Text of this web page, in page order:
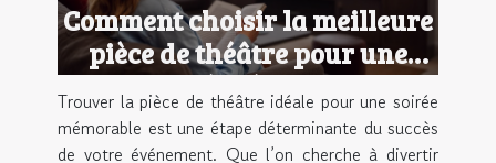
Comment choisir la meilleure
pièce de théâtre pour une
soirée réussie ?
Trouver la pièce de théâtre idéale pour une soirée
mémorable est une étape déterminante du succès
de votre événement. Que l’on cherche à divertir